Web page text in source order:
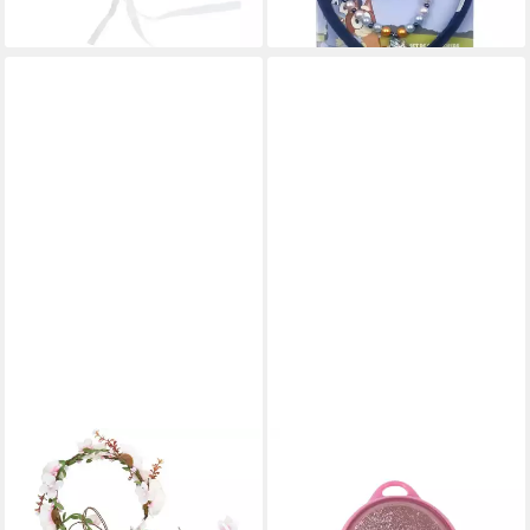
Natürlich und detailgenau
gearbeitet, Per Satinschleife
lieferbar - in 2-3 Werktagen bei dir
lieferbar - in 5-6 Werktagen bei dir
DRESSFORFUN
Haarband Stirnband, Für viele
Anlässe und Outfits,
Haarband Entwirrungsbürste
Hello Kitty, Set